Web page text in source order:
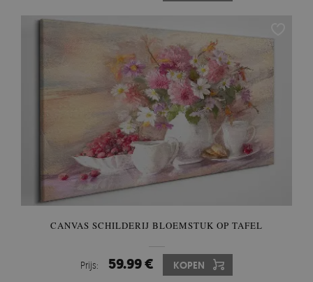
CANVAS SCHILDERIJ BLOEMSTUK OP TAFEL
Prijs: 59.99 € KOPEN